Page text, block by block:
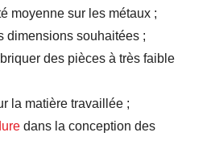
moyenne sur les métaux ;
dimensions souhaitées ;
des pièces à très faible
la matière travaillée ;
dans la conception des